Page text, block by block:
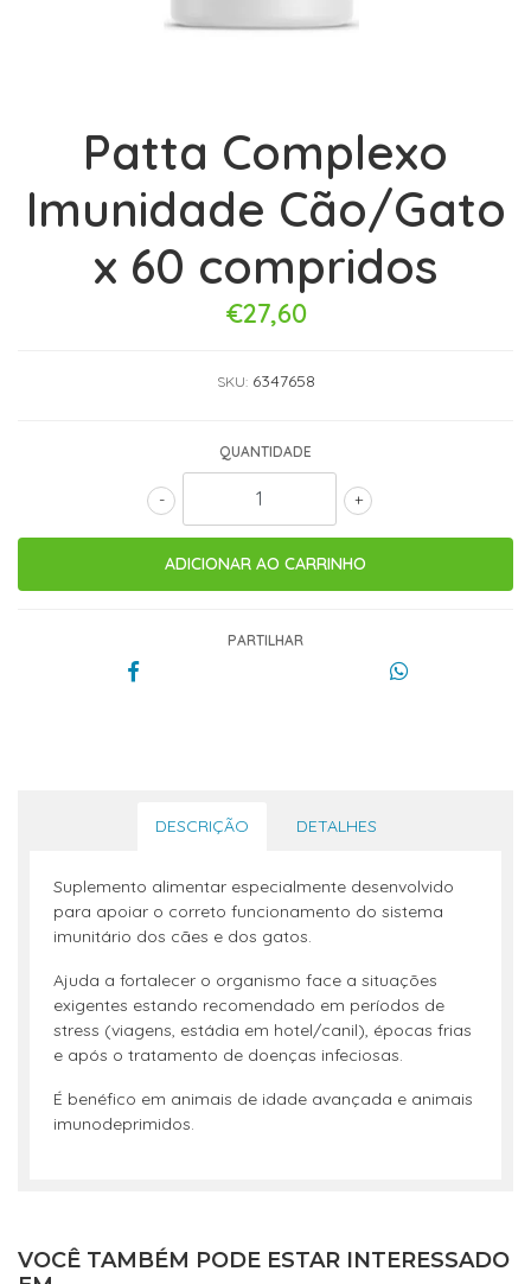
Patta Complexo
Imunidade Cão/Gato
x 60 compridos
€27,60
SKU: 6347658
QUANTIDADE
+
-
PARTILHAR
DESCRIÇÃO DETALHES
Suplemento alimentar especialmente desenvolvido
para apoiar o correto funcionamento do sistema
imunitário dos cães e dos gatos.
Ajuda a fortalecer o organismo face a situações
exigentes estando recomendado em períodos de
stress (viagens, estádia em hotel/canil), épocas frias
e após o tratamento de doenças infeciosas.
É benéfico em animais de idade avançada e animais
imunodeprimidos.
VOCÊ TAMBÉM PODE ESTAR INTERESSADO